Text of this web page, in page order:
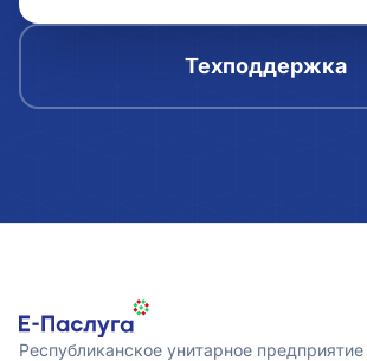
Техподдержка
Республиканское унитарное